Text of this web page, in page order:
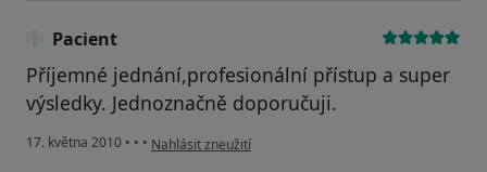
Pacient
Příjemné jednání,profesionální přístup a super
výsledky. Jednoznačně doporučuji.
17. května 2010 • • • podle názoru uživatele Pacient
Nahlásit zneužití